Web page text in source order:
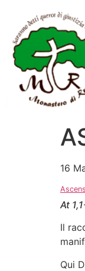
16
At
Il
Qui